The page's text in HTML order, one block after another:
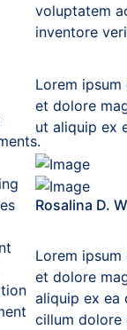
voluptatem
inventore
Lorem
et dolore
ut aliquip ex
Rosalina D.
Lorem
et dolore
aliquip ex ea
cillum dolore